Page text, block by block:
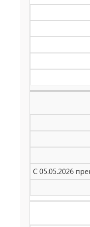
С 05.05.2026